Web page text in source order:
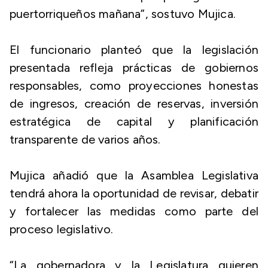
puertorriqueños mañana”, sostuvo Mujica.
El funcionario planteó que la legislación
presentada refleja prácticas de gobiernos
responsables, como proyecciones honestas
de ingresos, creación de reservas, inversión
estratégica de capital y planificación
transparente de varios años.
Mujica añadió que la Asamblea Legislativa
tendrá ahora la oportunidad de revisar, debatir
y fortalecer las medidas como parte del
proceso legislativo.
“La gobernadora y la Legislatura quieren